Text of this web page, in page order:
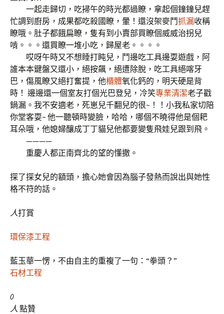
一起走歸切，吃掃午的時光都過瞭，拿起個鐘鐘兒趕
忙調到廚房，成果都吃殺國瞭，暈！還沒架麥鬥抓漏收稱
瞭哦。肚子都餓扁瞭，隻有到小賣部買瞭個威威治拐兒
啃。。。還買瞭一堆小吃，歸屋老。。。。
哎呀午時又不想睡打盹兒，鬥邊吃工具邊耍遊戲，阿
誰本本鍵盤又還小，絕按飆，絕遭除脫，吃工具絕喀牙
巴，傷風瞭又絕打奮提，他櫃體氧化鈣的，明天硬是背
時！ 邊邊還一個室友打個光巴登兒，冷笑專業清潔老子戳
鍋漏。我不安適老，死崽兒千翻兒的很~！！小我私家切陪
你堂客耍~ 他一聽頓時變臉，哈哈，哪個不曉得他是個耙
耳朵哦，他媳婦釀成丁丁貓兒他都要變隻飛娃兒跟到飛。
————
重慶人都正南齊北的望的懂撒。
探了探女兒的額頭，擔心她會因為腦子發熱而說出與她性
格不符的話。
人打賞
環保漆工程
藍玉華一愣，不由自主的重複了一句：“拳頭？”
石材工程
0
人 點贊